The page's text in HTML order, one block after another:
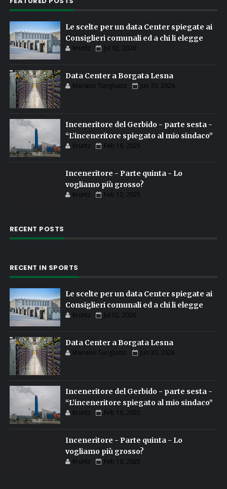
Le scelte per un data Center spiegate ai
Consiglieri comunali ed a chi li elegge
Kruntz Jul 02, 2026
Data Center a Borgata Lesna
Mariano Turigliatto Jun 30, 2026
Inceneritore del Gerbido - parte sesta -
“L’inceneritore spiegato al mio sindaco”
Kruntz Feb 16, 2025
Inceneritore - Parte quinta - Lo
vogliamo più grosso?
Kruntz Feb 10, 2025
RECENT POSTS
RECENT IN SPORTS
Le scelte per un data Center spiegate ai
Consiglieri comunali ed a chi li elegge
Kruntz Jul 02, 2026
Data Center a Borgata Lesna
Mariano Turigliatto Jun 30, 2026
Inceneritore del Gerbido - parte sesta -
“L’inceneritore spiegato al mio sindaco”
Kruntz Feb 16, 2025
Inceneritore - Parte quinta - Lo
vogliamo più grosso?
Kruntz Feb 10, 2025